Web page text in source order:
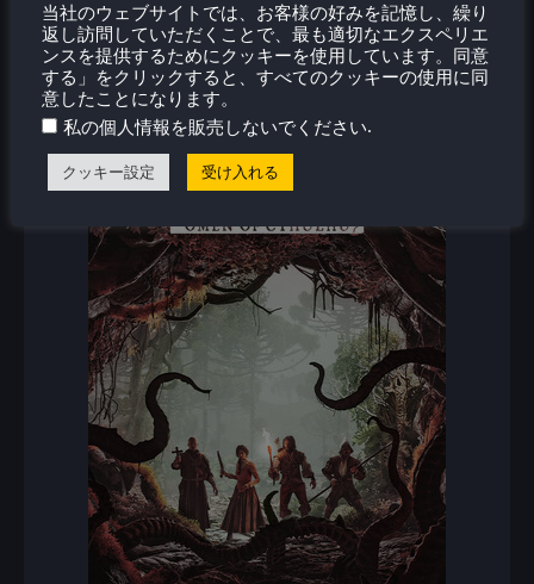
新着レビュー
当社のウェブサイトでは、お客様の好みを記憶し、繰り
返し訪問していただくことで、最も適切なエクスペリエ
ンスを提供するためにクッキーを使用しています。同意
する」をクリックすると、すべてのクッキーの使用に同
意したことになります。
私の個人情報を販売しないでください.
クッキー設定 受け入れる